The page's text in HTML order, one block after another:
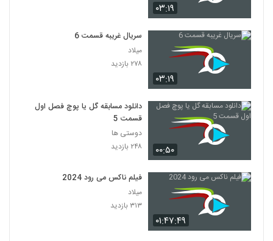
۰۳:۱۹
۰۳:۱۹
سریال غریبه قسمت 6
میلاد
۲۷۸ بازدید
۰۰:۵۰
دانلود مسابقه گل یا پوچ فصل اول
قسمت 5
دوستی ها
۲۴۸ بازدید
۰۱:۴۷:۴۹
فیلم ناکس می رود 2024
میلاد
۳۱۳ بازدید